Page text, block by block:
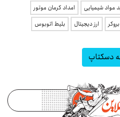
مواد شیمیایی
امداد کرمان موتور
ارز دیجیتال بلیط اتوبوس
دسکتاپ